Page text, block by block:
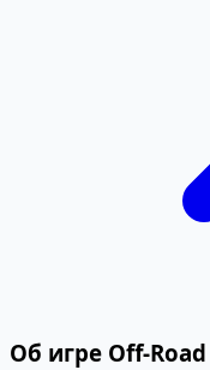
Об игре Off-